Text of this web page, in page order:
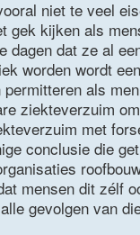
niet te veel
gek kijken als
dagen dat ze al
worden wordt
als
ziekteverzuim
met
conclusie die
mensen dit zélf
gevolgen van